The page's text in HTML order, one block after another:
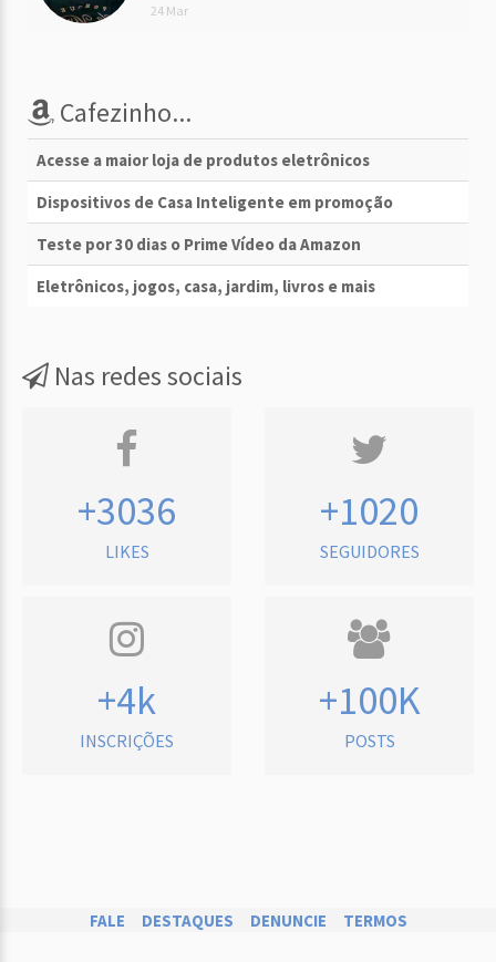
24 Mar
Cafezinho...
Acesse a maior loja de produtos eletrônicos
Dispositivos de Casa Inteligente em promoção
Teste por 30 dias o Prime Vídeo da Amazon
Eletrônicos, jogos, casa, jardim, livros e mais
Nas redes sociais
+3036
LIKES
+1020
SEGUIDORES
+4k
INSCRIÇÕES
+100K
POSTS
FALE DESTAQUES DENUNCIE TERMOS